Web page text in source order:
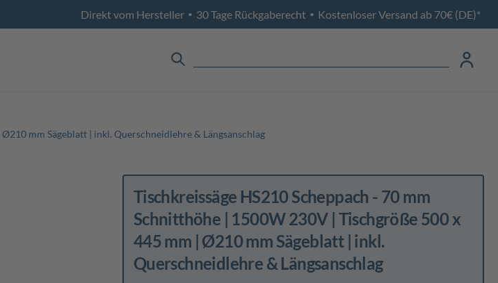
Direkt vom Hersteller • 30 Tage Rückgaberecht • Kostenloser Versand ab 70€ (DE)*
mm Sägeblatt | inkl. Querschneidlehre & Längsanschlag
Tischkreissäge HS210 Scheppach - 70 mm
Schnitthöhe | 1500W 230V | Tischgröße 500 x
445 mm | Ø210 mm Sägeblatt | inkl.
Querschneidlehre & Längsanschlag